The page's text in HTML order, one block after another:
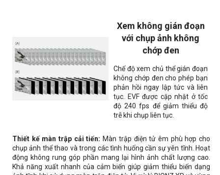
Xem không gián đoạn
với chụp ảnh không
chớp đen
Chế độ xem chủ thể gián đoạn
không chớp đen cho phép bạn
phản hồi ngay lập tức và liên
tục. EVF được cập nhật ở tốc
độ 240 fps để giảm thiểu độ
trễ khi chụp liên tục.
Thiết kế màn trập cải tiến: Màn trập điện tử êm phù hợp cho
chụp ảnh thể thao và trong các tình huống cần sự yên tĩnh. Hoạt
động không rung góp phần mang lại hình ảnh chất lượng cao.
Khả năng xuất nhanh của cảm biến giúp giảm thiểu biến dạng